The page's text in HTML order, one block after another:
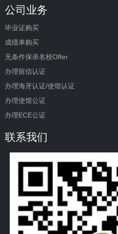
公司业务
毕业证购买
成绩单购买
无条件保录名校Offer
办理留信认证
办理海牙认证/使馆认证
办理使馆公证
办理ECE公证
联系我们